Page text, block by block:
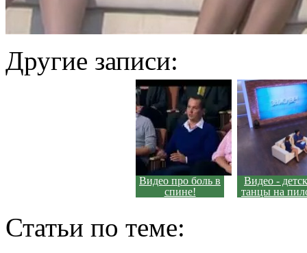
Другие записи:
Видео про боль в
спине!
Видео -
танцы на
Статьи по теме: